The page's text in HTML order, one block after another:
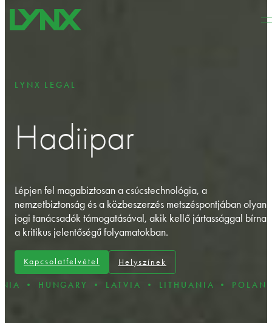
Ugrás a fő tartalomhoz
LYNX LEGAL
Hadiipar
Lépjen fel magabiztosan a csúcstechnológia, a
nemzetbiztonság és a közbeszerzés metszéspontjában olyan
jogi tanácsadók támogatásával, akik kellő jártassággal bírnak
a kritikus jelentőségű folyamatokban.
Kapcsolatfelvétel Helyszínek
• LATVIA • LITHUANIA • POLAND •